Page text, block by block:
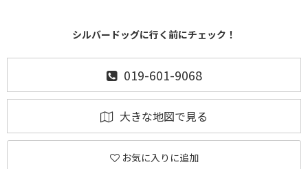
シルバードッグに行く前にチェック！
019-601-9068
大きな地図で見る
お気に入りに追加